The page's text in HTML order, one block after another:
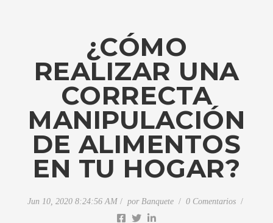
¿CÓMO
REALIZAR UNA
CORRECTA
MANIPULACIÓN
DE ALIMENTOS
EN TU HOGAR?
Jun 10, 2020 8:24:56 AM por Banquete 0 Comentarios